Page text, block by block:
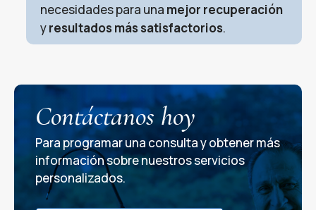
necesidades para una mejor recuperación
yresultados más satisfactorios.
Contáctanos hoy
Para programar una consulta y obtener más
información sobre nuestros servicios
personalizados.